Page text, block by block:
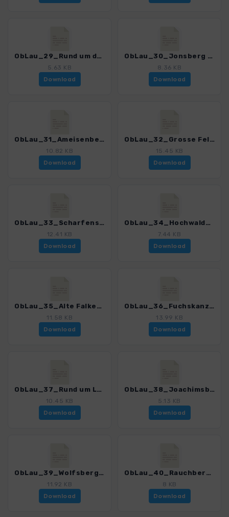
ObLau_29_Rund um den Johannisstein_4399_3.gpx
5.63 KB
Download
ObLau_30_Jonsberg - Weisser Stein_4399_3.gpx
8.36 KB
Download
ObLau_31_Ameisenberg_4399_3.gpx
10.82 KB
Download
ObLau_32_Grosse Felsengasse und Hoelle_4399_3.gpx
15.45 KB
Download
ObLau_33_Scharfenstein - Toepfer_4399_3.gpx
12.41 KB
Download
ObLau_34_Hochwald_4399_3.gpx
7.44 KB
Download
ObLau_35_Alte Falkenburg auf dem Sokol_4399_3.gpx
11.58 KB
Download
ObLau_36_Fuchskanzel - Pfaffenstein_4399_3.gpx
13.99 KB
Download
ObLau_37_Rund um Lausche - Finkenkoppe_4399_3.gpx
10.45 KB
Download
ObLau_38_Joachimsberg - Annaberg_4399_3.gpx
5.13 KB
Download
ObLau_39_Wolfsberg - Khaatal_4399_3.gpx
11.92 KB
Download
ObLau_40_Rauchberg - Geologische Karte_4399_3.gpx
8 KB
Download